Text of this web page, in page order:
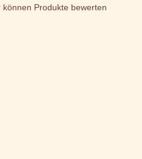
Produkte bewerten